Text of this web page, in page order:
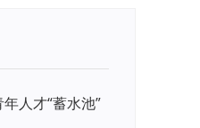
人才“蓄水池”